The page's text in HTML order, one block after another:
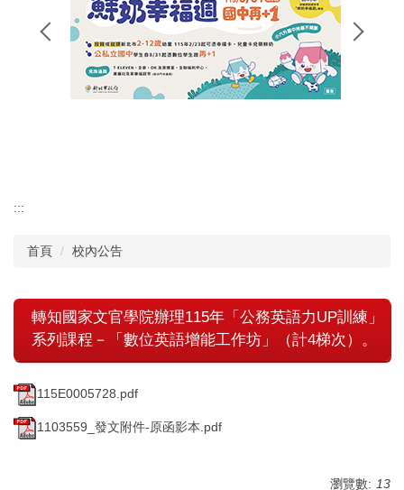
招生專區
校長簡介
其他單位
學校章則
請購系統
檔案下載
:::
首頁 校內公告
轉知國家文官學院辦理115年「公務英語力UP訓練」
系列課程－「數位英語增能工作坊」（計4梯次）。
115E0005728.pdf
1103559_發文附件-原函影本.pdf
瀏覽數: 13